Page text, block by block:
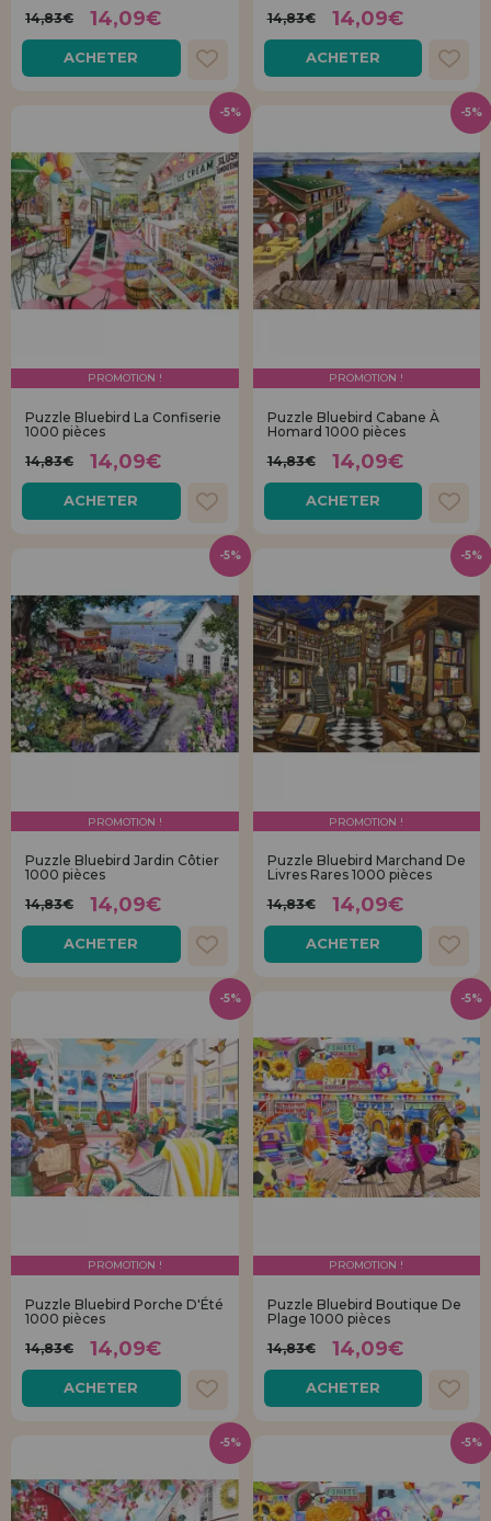
14,83€
14,09€
ACHETER
14,83€ 14,09€
ACHETER
PROMOTION !
Puzzle Bluebird La Confiserie
1000 pièces
14,83€
14,09€
ACHETER
-5%
PROMOTION !
Puzzle Bluebird Cabane À
Homard 1000 pièces
14,83€
14,09€
ACHETER
-5%
PROMOTION !
Puzzle Bluebird Jardin Côtier
1000 pièces
14,83€
14,09€
ACHETER
-5%
PROMOTION !
Puzzle Bluebird Marchand De
Livres Rares 1000 pièces
14,83€
14,09€
ACHETER
-5%
PROMOTION !
Puzzle Bluebird Porche D'Été
1000 pièces
14,83€
14,09€
ACHETER
-5%
PROMOTION !
Puzzle Bluebird Boutique De
Plage 1000 pièces
14,83€
14,09€
ACHETER
-5%
-5% -5%